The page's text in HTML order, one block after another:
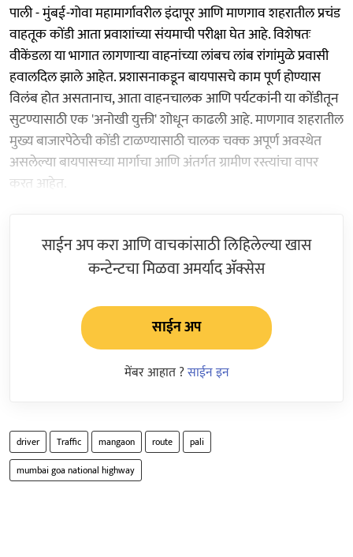
पाली - मुंबई-गोवा महामार्गावरील इंदापूर आणि माणगाव शहरातील प्रचंड
वाहतूक कोंडी आता प्रवाशांच्या संयमाची परीक्षा घेत आहे. विशेषतः
वीकेंडला या भागात लागणाऱ्या वाहनांच्या लांबच लांब रांगांमुळे प्रवासी
हवालदिल झाले आहेत. प्रशासनाकडून बायपासचे काम पूर्ण होण्यास
विलंब होत असतानाच, आता वाहनचालक आणि पर्यटकांनी या कोंडीतून
सुटण्यासाठी एक 'अनोखी युक्ती' शोधून काढली आहे. माणगाव शहरातील
मुख्य बाजारपेठेची कोंडी टाळण्यासाठी चालक चक्क अपूर्ण अवस्थेत
असलेल्या बायपासच्या मार्गाचा आणि अंतर्गत ग्रामीण रस्त्यांचा वापर
करत आहेत.
साईन अप करा आणि वाचकांसाठी लिहिलेल्या खास
कन्टेन्टचा मिळवा अमर्याद ॲक्सेस
साईन अप
मेंबर आहात ?साईन इन
driver Traffic mangaon route
pali
mumbai goa national highway